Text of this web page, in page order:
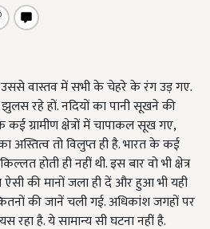
उससे वास्तव में सभी के चेहरे के रंग उड़ गए.
रहे हों. नदियों का पानी सूखने की
ग्रामीण क्षेत्रों में चापाकल सूख गए,
तो विलुप्त ही है. भारत के कई
होती ही नहीं थी. इस बार वो भी क्षेत्र
ऐसी की मानों जला ही दें और हुआ भी यही
की जानें चली गई. अधिकांश जगहों पर
रहा है. ये सामान्य सी घटना नहीं है.